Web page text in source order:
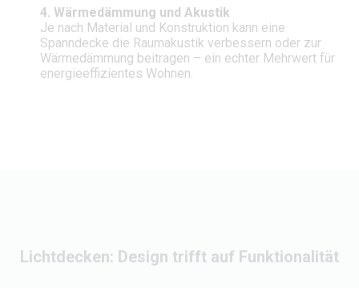
4. Wärmedämmung und Akustik
Je nach Material und Konstruktion kann eine
Spanndecke die Raumakustik verbessern oder zur
Wärmedämmung beitragen – ein echter Mehrwert für
energieeffizientes Wohnen.
Lichtdecken: Design trifft auf Funktionalität